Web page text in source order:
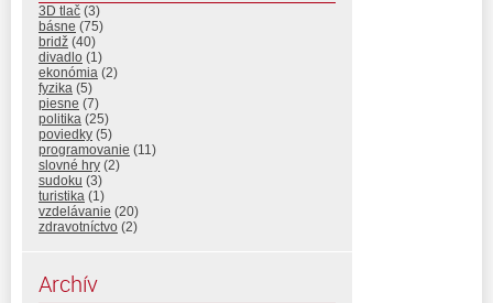
3D tlač (3)
básne (75)
bridž (40)
divadlo (1)
ekonómia (2)
fyzika (5)
piesne (7)
politika (25)
poviedky (5)
programovanie (11)
slovné hry (2)
sudoku (3)
turistika (1)
vzdelávanie (20)
zdravotníctvo (2)
Archív